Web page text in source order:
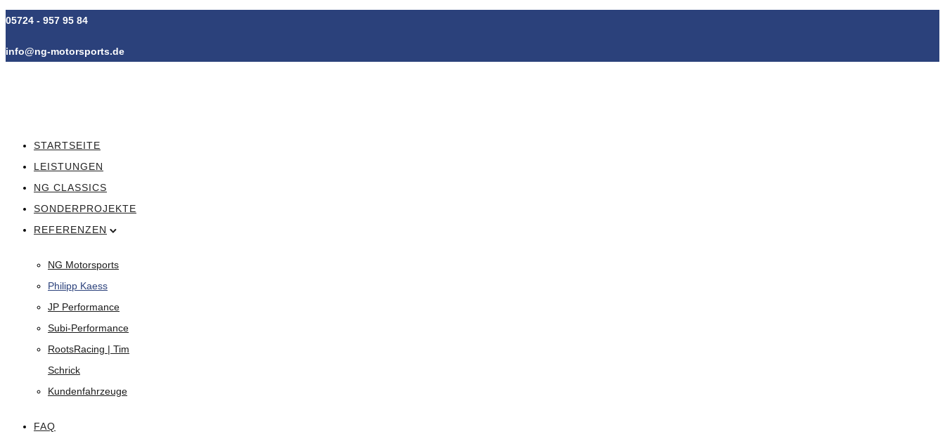
05724 - 957 95 84
info@ng-motorsports.de
STARTSEITE
LEISTUNGEN
NG CLASSICS
SONDERPROJEKTE
REFERENZEN
NG Motorsports
Philipp Kaess
JP Performance
Subi-Performance
RootsRacing | Tim
Schrick
Kundenfahrzeuge
FAQ